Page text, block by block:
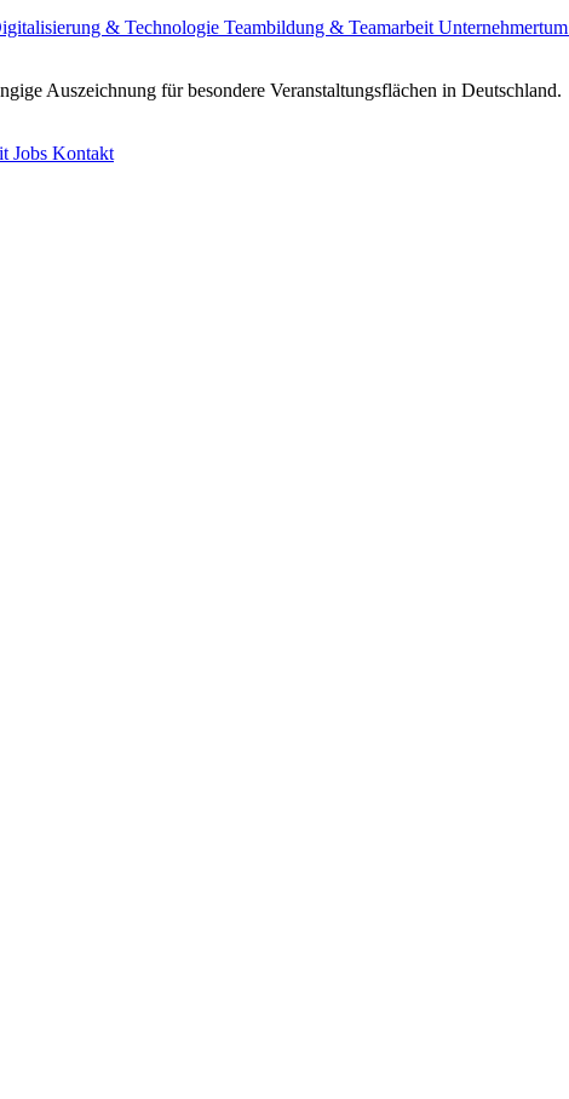
& Technologie Teambildung & Teamarbeit Unternehmertum
Auszeichnung für besondere Veranstaltungsflächen in Deutschland.
Jobs Kontakt